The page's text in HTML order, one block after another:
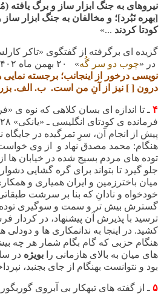
نیروهای به جنگ ابزار ساز و برگ یافته
[بهره نَبُرد]؛ و مخالفان به جنگ ابزار
کودتا کردند ...»
گزیده ای برگرفته از گفتگوی «تاکر
در «چوب دو سر گُه» ۲۰ بهمن ماه
نویسی درخور از اینجانب؛ برجسته نمایی
درون [ ] نیز از آنِ من است. ب. الف.
۴ ـ تا اندازه ای بسان کلاهی که نوه ی
فرمانده ی کودتای انگلیسی ـ «یانکی» ۲۸ امرداد ماه
پیش از انجام آن، سرِ تمرگیده در
هنگام: محمد مصدق نهاد و از وی
توده های مردم بسیج شده در خیابان ها
جلو گیرد تا بتواند برای گره گشایی
میان باخترزمین و ایران همیاری و
خودخواه و نادانِ که بنا بر سرشت
گسترش بیش تر و سمت و سوگیری
ترسید با پذیرش آن پیشنهاد، در کردار
کشید. در اینجا به ندانمکاری ها و
هنگام حزبی که گام بگام شمار هر چه
های میان به بالای هازمانی را بویژه در
بود و نتوانست بهنگام از جای بجنبد،
۵ ـ از گفته های تبهکار بی آبروی